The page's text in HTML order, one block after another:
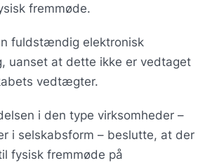
fremmøde.
fuldstændig elektronisk
uanset at dette ikke er vedtaget
vedtægter.
i den type virksomheder –
i selskabsform – beslutte, at der
fysisk fremmøde på